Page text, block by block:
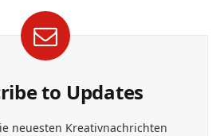
to Updates
neuesten Kreativnachrichten